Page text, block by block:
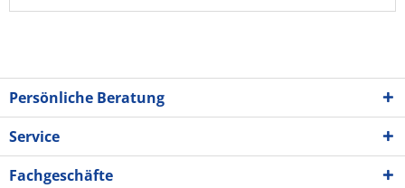
Persönliche Beratung
Service
Fachgeschäfte